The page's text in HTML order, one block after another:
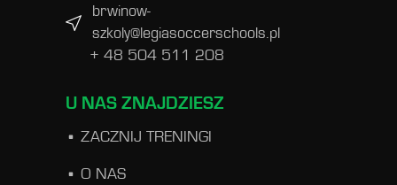
brwinow-
szkoly@legiasoccerschools.pl
+ 48 504 511 208
U NAS ZNAJDZIESZ
ZACZNIJ TRENINGI
O NAS